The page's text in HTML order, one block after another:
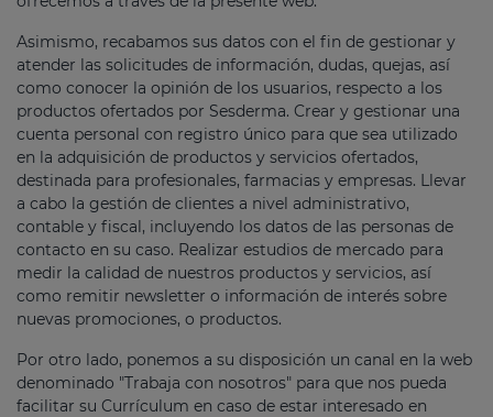
Asimismo, recabamos sus datos con el fin de gestionar y
atender las solicitudes de información, dudas, quejas, así
como conocer la opinión de los usuarios, respecto a los
productos ofertados por Sesderma. Crear y gestionar una
cuenta personal con registro único para que sea utilizado
en la adquisición de productos y servicios ofertados,
destinada para profesionales, farmacias y empresas. Llevar
a cabo la gestión de clientes a nivel administrativo,
contable y fiscal, incluyendo los datos de las personas de
contacto en su caso. Realizar estudios de mercado para
medir la calidad de nuestros productos y servicios, así
como remitir newsletter o información de interés sobre
nuevas promociones, o productos.
Por otro lado, ponemos a su disposición un canal en la web
denominado "Trabaja con nosotros" para que nos pueda
facilitar su Currículum en caso de estar interesado en